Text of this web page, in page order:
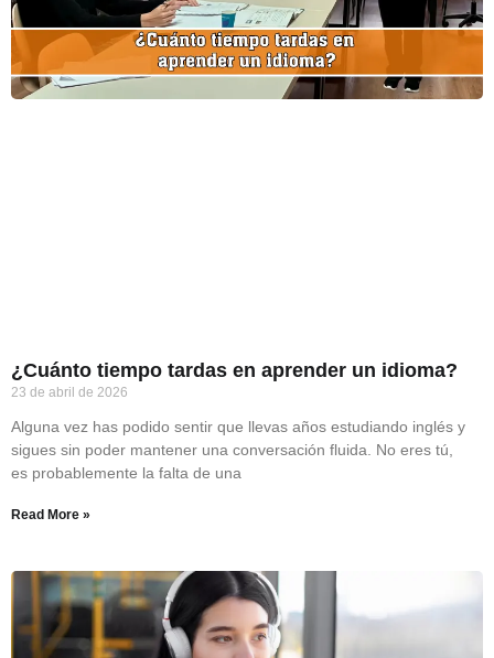
¿Cuánto tiempo tardas en aprender un idioma?
23 de abril de 2026
Alguna vez has podido sentir que llevas años estudiando inglés y
sigues sin poder mantener una conversación fluida. No eres tú,
es probablemente la falta de una
Read More »